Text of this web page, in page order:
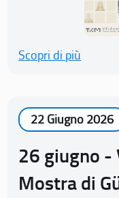
Scopri di più
22 Giugno 2026
26 giugno -
Mostra di